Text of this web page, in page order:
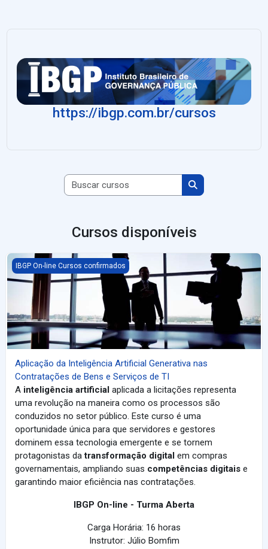
https://ibgp.com.br/cursos
Buscar cursos
Buscar cursos
Cursos disponíveis
Aplicação da Inteligência Artificial Generativa nas Contratações
IBGP On-line Cursos confirmados
Aplicação da Inteligência Artificial Generativa nas
Contratações de Bens e Serviços de TI
A inteligência artificial aplicada a licitações representa
uma revolução na maneira como os processos são
conduzidos no setor público. Este curso é uma
oportunidade única para que servidores e gestores
dominem essa tecnologia emergente e se tornem
protagonistas datransformação digital em compras
governamentais, ampliando suas competências digitais e
garantindo maior eficiência nas contratações.
IBGP On-line - Turma Aberta
Carga Horária: 16 horas
Instrutor: Júlio Bomfim